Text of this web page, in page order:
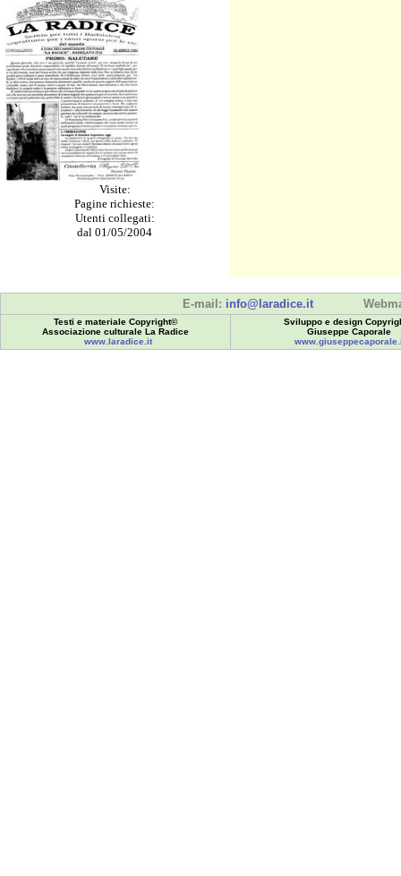
Visite:
Pagine richieste:
Utenti collegati:
dal 01/05/2004
E-mail: info@laradice.it
Testi e materiale Copyright©
Associazione culturale La Radice
www.laradice.it
Sviluppo e design
Giuseppe Caporale